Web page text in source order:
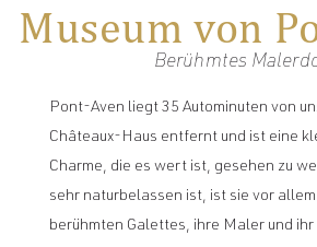
Museum von
Berühmtes
Pont-Aven liegt 35 Autominuten von
Châteaux-Haus entfernt und ist eine
Charme, die es wert ist, gesehen zu
sehr naturbelassen ist, ist sie vor
berühmten Galettes, ihre Maler und